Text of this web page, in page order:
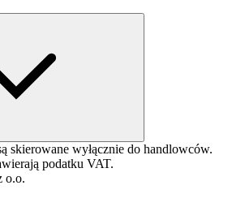
skierowane wyłącznie do handlowców.
podatku VAT.
o.o.